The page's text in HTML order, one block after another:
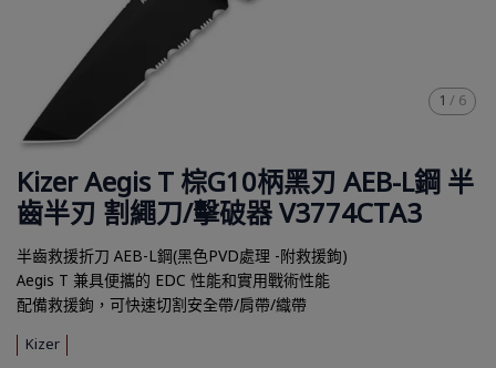
1 / 6
Kizer Aegis T 棕G10柄黑刃 AEB-L鋼 半
齒半刃 割繩刀/擊破器 V3774CTA3
半齒救援折刀 AEB-L鋼(黑色PVD處理 -附救援鉤)
Aegis T 兼具便攜的 EDC 性能和實用戰術性能
配備救援鉤，可快速切割安全帶/肩帶/織帶
Kizer